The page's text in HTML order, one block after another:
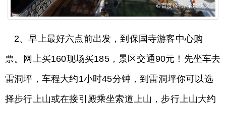
2、早上最好六点前出发，到保国寺游客中心购
票。网上买160现场买185，景区交通90元！先坐车去
雷洞坪，车程大约1小时45分钟，到雷洞坪你可以选
择步行上山或在接引殿乘坐索道上山，步行上山大约